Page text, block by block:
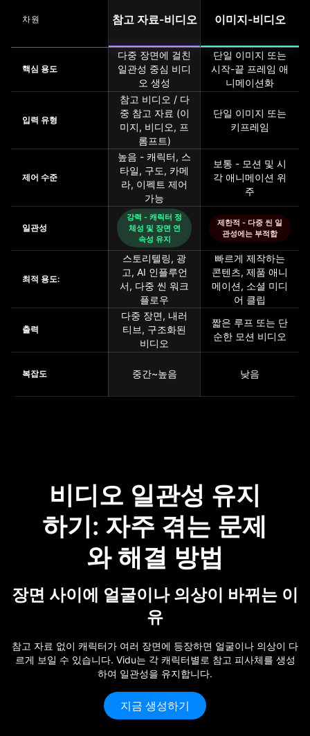
차원 참고 자료-비디오 이미지-비디오
핵심 용도
다중 장면에 걸친
일관성 중심 비디
오 생성
단일 이미지 또는
시작-끝 프레임 애
니메이션화
입력 유형
참고 비디오 / 다
중 참고 자료 (이
미지, 비디오, 프
롬프트)
단일 이미지 또는
키프레임
제어 수준
높음 - 캐릭터, 스
타일, 구도, 카메
라, 이펙트 제어
가능
보통 - 모션 및 시
각 애니메이션 위
주
일관성
강력 - 캐릭터 정
체성 및 장면 연
속성 유지
제한적 - 다중 씬 일
관성에는 부적합
최적 용도:
스토리텔링, 광
고, AI 인플루언
서, 다중 씬 워크
플로우
빠르게 제작하는
콘텐츠, 제품 애니
메이션, 소셜 미디
어 클립
출력
다중 장면, 내러
티브, 구조화된
비디오
짧은 루프 또는 단
순한 모션 비디오
복잡도 중간~높음 낮음
비디오 일관성 유지
하기: 자주 겪는 문제
와 해결 방법
장면 사이에 얼굴이나 의상이 바뀌는 이
유
참고 자료 없이 캐릭터가 여러 장면에 등장하면 얼굴이나 의상이 다
르게 보일 수 있습니다. Vidu는 각 캐릭터별로 참고 피사체를 생성
하여 일관성을 유지합니다.
지금 생성하기